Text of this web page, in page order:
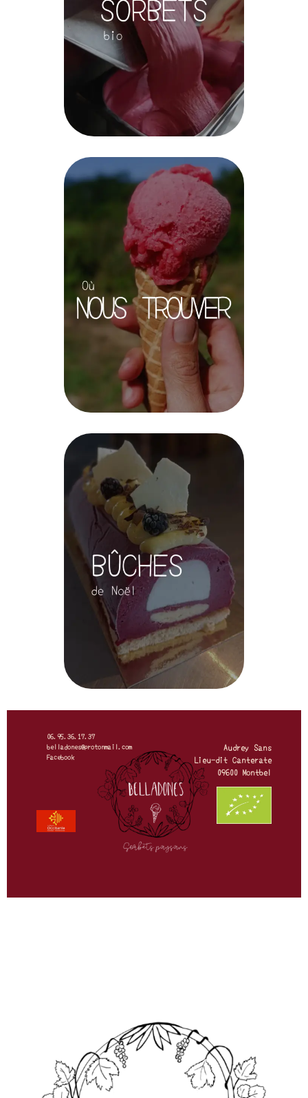
Audrey Sans
Lieu-dit Canterate
09600 Montbel
06.95.36.17.37
belladones@protonmail.com
Facebook